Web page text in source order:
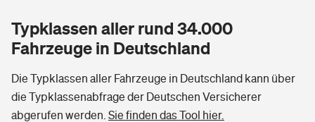
Typklassen aller rund 34.000
Fahrzeuge in Deutschland
Die Typklassen aller Fahrzeuge in Deutschland kann über
die Typklassenabfrage der Deutschen Versicherer
abgerufen werden. Sie finden das Tool hier.